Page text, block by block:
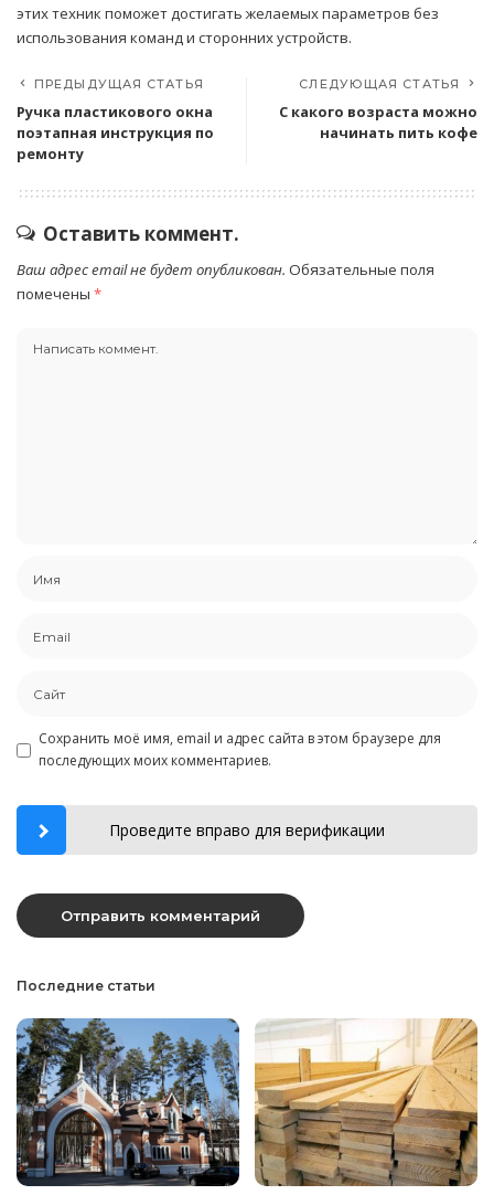
этих техник поможет достигать желаемых параметров без
использования команд и сторонних устройств.
ПРЕДЫДУЩАЯ СТАТЬЯ
Ручка пластикового окна
поэтапная инструкция по
ремонту
СЛЕДУЮЩАЯ СТАТЬЯ
С какого возраста можно
начинать пить кофе
Оставить коммент.
Ваш адрес email не будет опубликован. Обязательные поля
помечены *
Сохранить моё имя, email и адрес сайта в этом браузере для
последующих моих комментариев.
Проведите вправо для верификации
Последние статьи